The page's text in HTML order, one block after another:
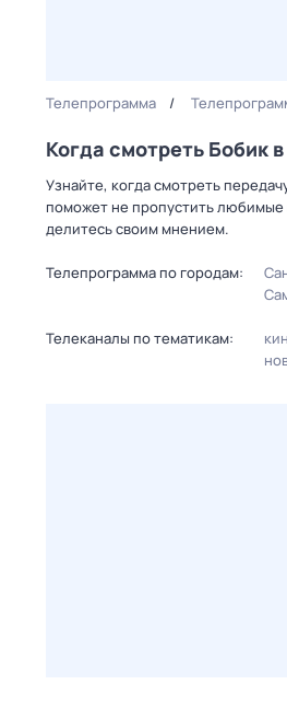
Телепрограмма
Когда смотреть Бобик
Узнайте, когда смотреть
поможет не пропустить
делитесь своим мнением.
Телепрограмма по городам:
Телеканалы по тематикам: